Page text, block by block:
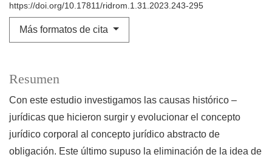
https://doi.org/10.17811/ridrom.1.31.2023.243-295
Más formatos de cita
Resumen
Con este estudio investigamos las causas histórico –
jurídicas que hicieron surgir y evolucionar el concepto
jurídico corporal al concepto jurídico abstracto de
obligación. Este último supuso la eliminación de la idea de